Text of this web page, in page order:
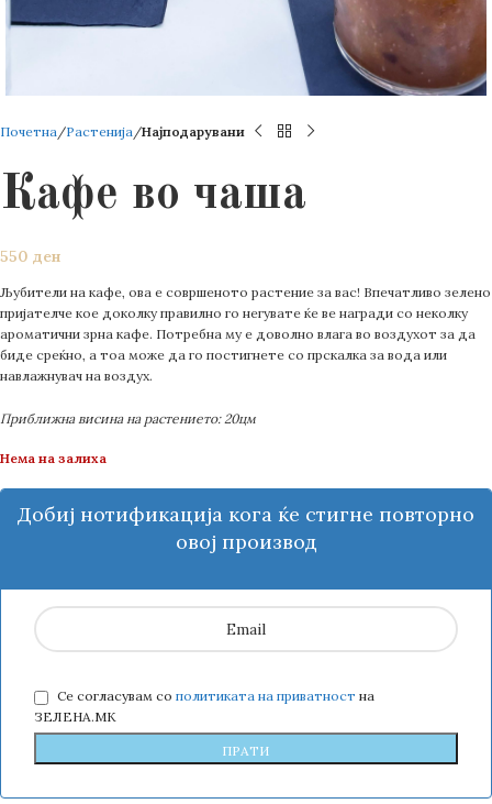
Почетна Растенија Најподарувани
Кафе во чаша
550 ден
Љубители на кафе, ова е совршеното растение за вас! Впечатливо зелено
пријателче кое доколку правилно го негувате ќе ве награди со неколку
ароматични зрна кафе. Потребна му е доволно влага во воздухот за да
биде среќно, а тоа може да го постигнете со прскалка за вода или
навлажнувач на воздух.
Приближна висина на растението: 20цм
Нема на залиха
Добиј нотификација кога ќе стигне повторно
овој производ
Се согласувам со политиката на приватност на
ЗЕЛЕНА.МК